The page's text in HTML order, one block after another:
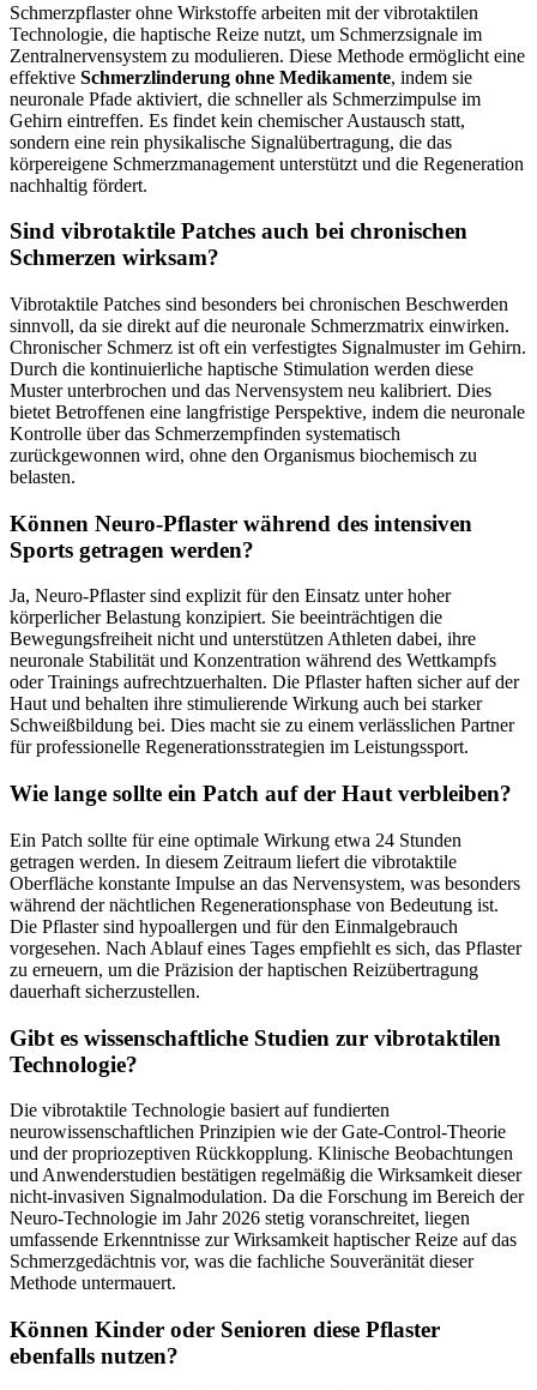
Schmerzpflaster ohne Wirkstoffe arbeiten mit der vibrotaktilen
Technologie, die haptische Reize nutzt, um Schmerzsignale im
Zentralnervensystem zu modulieren. Diese Methode ermöglicht eine
effektive Schmerzlinderung ohne Medikamente, indem sie
neuronale Pfade aktiviert, die schneller als Schmerzimpulse im
Gehirn eintreffen. Es findet kein chemischer Austausch statt,
sondern eine rein physikalische Signalübertragung, die das
körpereigene Schmerzmanagement unterstützt und die Regeneration
nachhaltig fördert.
Sind vibrotaktile Patches auch bei chronischen
Schmerzen wirksam?
Vibrotaktile Patches sind besonders bei chronischen Beschwerden
sinnvoll, da sie direkt auf die neuronale Schmerzmatrix einwirken.
Chronischer Schmerz ist oft ein verfestigtes Signalmuster im Gehirn.
Durch die kontinuierliche haptische Stimulation werden diese
Muster unterbrochen und das Nervensystem neu kalibriert. Dies
bietet Betroffenen eine langfristige Perspektive, indem die neuronale
Kontrolle über das Schmerzempfinden systematisch
zurückgewonnen wird, ohne den Organismus biochemisch zu
belasten.
Können Neuro-Pflaster während des intensiven
Sports getragen werden?
Ja, Neuro-Pflaster sind explizit für den Einsatz unter hoher
körperlicher Belastung konzipiert. Sie beeinträchtigen die
Bewegungsfreiheit nicht und unterstützen Athleten dabei, ihre
neuronale Stabilität und Konzentration während des Wettkampfs
oder Trainings aufrechtzuerhalten. Die Pflaster haften sicher auf der
Haut und behalten ihre stimulierende Wirkung auch bei starker
Schweißbildung bei. Dies macht sie zu einem verlässlichen Partner
für professionelle Regenerationsstrategien im Leistungssport.
Wie lange sollte ein Patch auf der Haut verbleiben?
Ein Patch sollte für eine optimale Wirkung etwa 24 Stunden
getragen werden. In diesem Zeitraum liefert die vibrotaktile
Oberfläche konstante Impulse an das Nervensystem, was besonders
während der nächtlichen Regenerationsphase von Bedeutung ist.
Die Pflaster sind hypoallergen und für den Einmalgebrauch
vorgesehen. Nach Ablauf eines Tages empfiehlt es sich, das Pflaster
zu erneuern, um die Präzision der haptischen Reizübertragung
dauerhaft sicherzustellen.
Gibt es wissenschaftliche Studien zur vibrotaktilen
Technologie?
Die vibrotaktile Technologie basiert auf fundierten
neurowissenschaftlichen Prinzipien wie der Gate-Control-Theorie
und der propriozeptiven Rückkopplung. Klinische Beobachtungen
und Anwenderstudien bestätigen regelmäßig die Wirksamkeit dieser
nicht-invasiven Signalmodulation. Da die Forschung im Bereich der
Neuro-Technologie im Jahr 2026 stetig voranschreitet, liegen
umfassende Erkenntnisse zur Wirksamkeit haptischer Reize auf das
Schmerzgedächtnis vor, was die fachliche Souveränität dieser
Methode untermauert.
Können Kinder oder Senioren diese Pflaster
ebenfalls nutzen?